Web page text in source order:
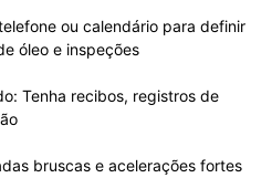
ou calendário para definir
óleo e inspeções
Tenha recibos, registros de
bruscas e acelerações fortes